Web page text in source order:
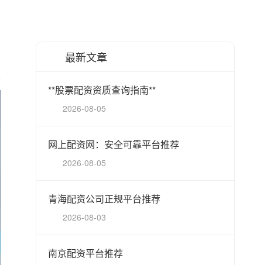
最新文章
**股票配资资质查询指南**
2026-08-05
网上配资网：安全可靠平台推荐
2026-08-05
青海配资公司正规平台推荐
2026-08-03
南京配资平台推荐